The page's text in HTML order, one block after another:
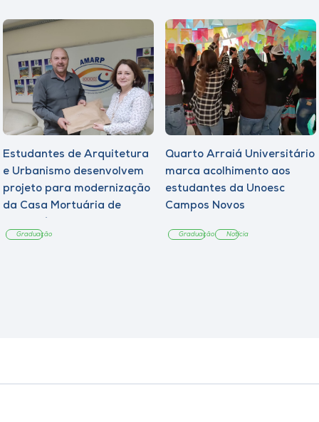
Estudantes de Arquitetura
e Urbanismo desenvolvem
projeto para modernização
da Casa Mortuária de
Graduação
Quarto Arraiá Universitário
marca acolhimento aos
estudantes da Unoesc
Campos Novos
Graduação Notícia